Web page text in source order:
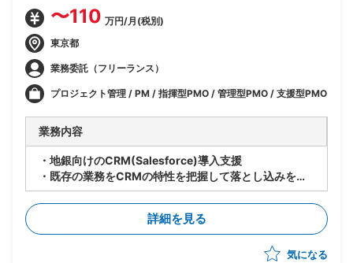
〜110 万円/月(税別)
東京都
業務委託（フリーランス）
プロジェクト管理 / PM / 指揮型PMO / 管理型PMO / 支援型PMO
業務内容
・地銀向けのCRM(Salesforce)導入支援
・既存の業務をCRMの特性を把握して落とし込みを想
定
・下記想定業務内容
-現状業務のヒアリング
-課題整理
詳細を見る
気になる